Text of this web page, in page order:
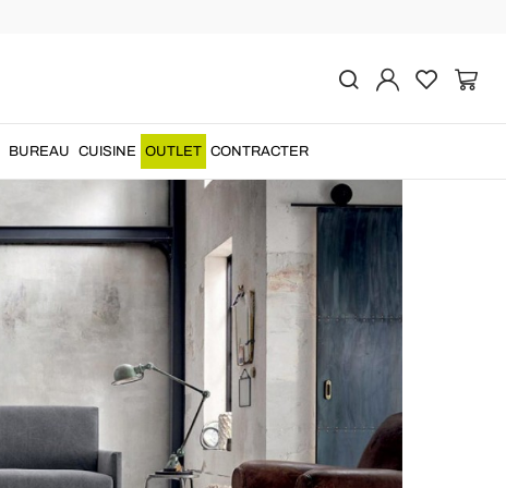
BUREAU CUISINE OUTLET CONTRACTER